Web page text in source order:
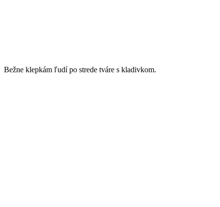
Bežne klepkám ľudí po strede tváre s kladivkom.